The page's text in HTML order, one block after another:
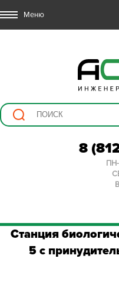
Меню
8
Станция
5 с